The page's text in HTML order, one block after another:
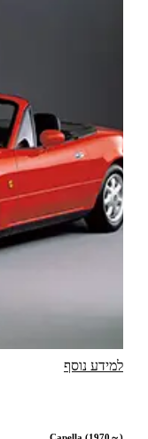
למידע נוסף
Capella (1970～)